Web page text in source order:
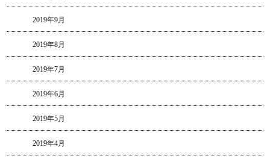
2019年9月
2019年8月
2019年7月
2019年6月
2019年5月
2019年4月